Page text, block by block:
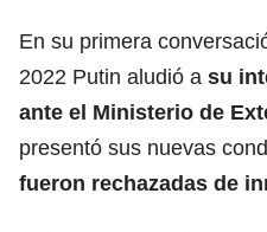
En su primera
2022 Putin aludió a su
ante el Ministerio de
presentó sus nuevas
fueron rechazadas de